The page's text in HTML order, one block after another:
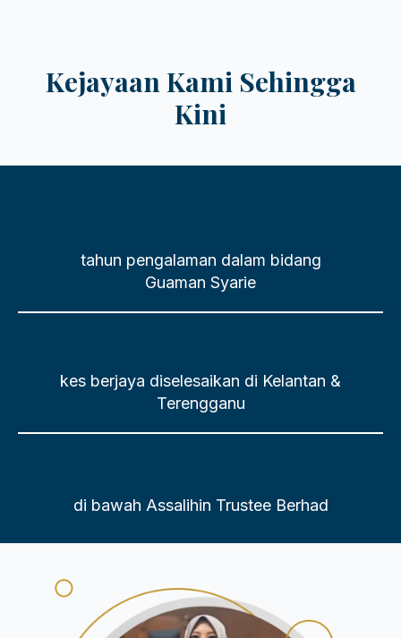
Kejayaan Kami Sehingga
Kini
tahun pengalaman dalam bidang
Guaman Syarie
kes berjaya diselesaikan di Kelantan &
Terengganu
di bawah Assalihin Trustee Berhad